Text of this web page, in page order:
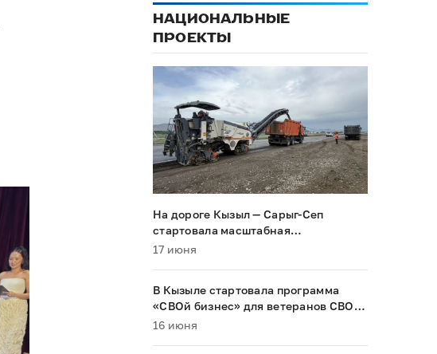
НАЦИОНАЛЬНЫЕ
ПРОЕКТЫ
На дороге Кызыл — Сарыг-Сеп
стартовала масштабная
реконструкция
17 июня
В Кызыле стартовала программа
«СВОй бизнес» для ветеранов СВО и
их семей
16 июня